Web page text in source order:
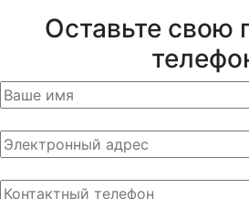
Оставьте свою